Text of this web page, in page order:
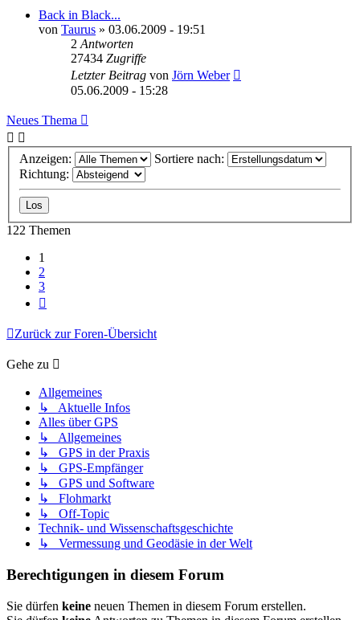
Back in Black...
von Taurus » 03.06.2009 - 19:51
2 Antworten
27434 Zugriffe
Letzter Beitrag von Jörn Weber
05.06.2009 - 15:28
Neues Thema
Anzeigen:
Sortiere nach:
Richtung:
122 Themen
1
2
3
Zurück zur Foren-Übersicht
Gehe zu
Allgemeines
↳ Aktuelle Infos
Alles über GPS
↳ Allgemeines
↳ GPS in der Praxis
↳ GPS-Empfänger
↳ GPS und Software
↳ Flohmarkt
↳ Off-Topic
Technik- und Wissenschaftsgeschichte
↳ Vermessung und Geodäsie in der Welt
Berechtigungen in diesem Forum
Sie dürfen keine neuen Themen in diesem Forum erstellen.